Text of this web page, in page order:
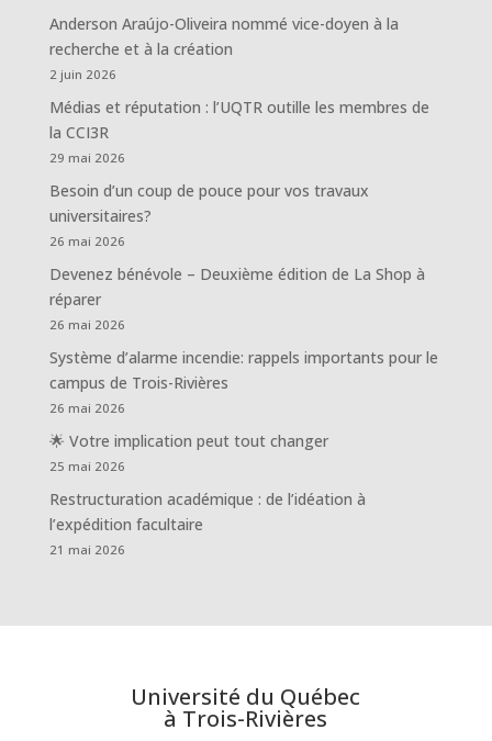
Anderson Araújo-Oliveira nommé vice-doyen à la
recherche et à la création
2 juin 2026
Médias et réputation : l’UQTR outille les membres de
la CCI3R
29 mai 2026
Besoin d’un coup de pouce pour vos travaux
universitaires?
26 mai 2026
Devenez bénévole – Deuxième édition de La Shop à
réparer
26 mai 2026
Système d’alarme incendie: rappels importants pour le
campus de Trois-Rivières
26 mai 2026
🌟 Votre implication peut tout changer
25 mai 2026
Restructuration académique : de l’idéation à
l’expédition facultaire
21 mai 2026
Université du Québec
à Trois-Rivières